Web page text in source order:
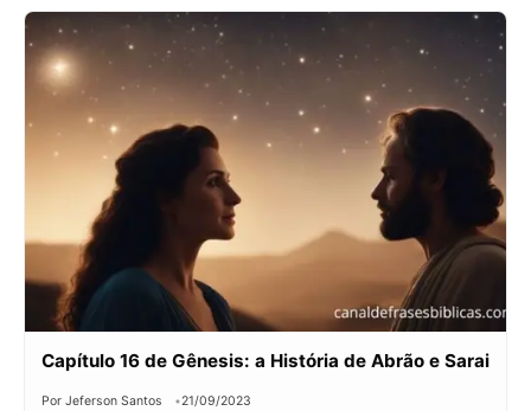
Capítulo 16 de Gênesis: a História de Abrão e Sarai
Por Jeferson Santos 21/09/2023